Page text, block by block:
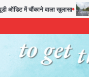
में चौंकाने वाला खुलासा